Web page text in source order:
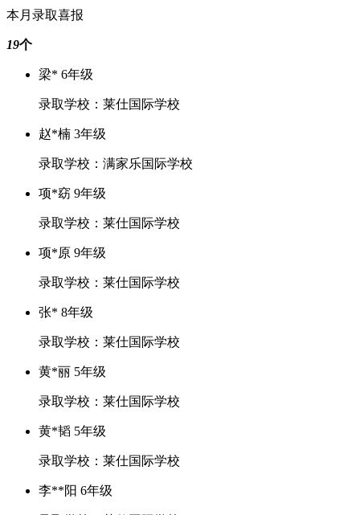
本月录取喜报
19个
梁* 6年级
录取学校：莱仕国际学校
赵*楠 3年级
录取学校：满家乐国际学校
项*窈 9年级
录取学校：莱仕国际学校
项*原 9年级
录取学校：莱仕国际学校
张* 8年级
录取学校：莱仕国际学校
黄*丽 5年级
录取学校：莱仕国际学校
黄*韬 5年级
录取学校：莱仕国际学校
李**阳 6年级